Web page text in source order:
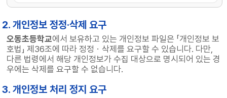
2. 개인정보 정정·삭제 요구
오동초등학교에서 보유하고 있는 개인정보 파일은 「개인정보 보
호법」 제36조에 따라 정정ㆍ삭제를 요구할 수 있습니다. 다만,
다른 법령에서 해당 개인정보가 수집 대상으로 명시되어 있는 경
우에는 삭제를 요구할 수 없습니다.
3. 개인정보 처리 정지 요구